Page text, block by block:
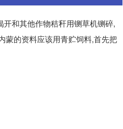
和其他作物秸秆用铡草机铡碎,
蒙的资料应该用青贮饲料,首先把